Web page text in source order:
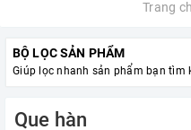
Trang
BỘ LỌC SẢN PHẨM
Giúp lọc nhanh sản phẩm bạn tìm
Que hàn